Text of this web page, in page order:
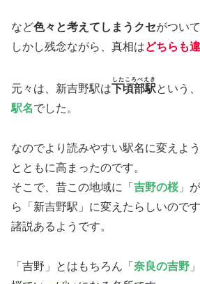
など色々と考えてしまうクセがつい
しかし残念ながら、真相はどちらも
元々は、新吉野駅は 下頃部駅
したころべえき
という、
駅名でした。
なのでより読みやすい駅名に変えよ
とともに高まったのです。
そこで、昔この地域に「 吉野の桜」
ら「新吉野駅」に変えたらしいので
諸説あるようです。
「吉野」とはもちろん「 奈良の吉野